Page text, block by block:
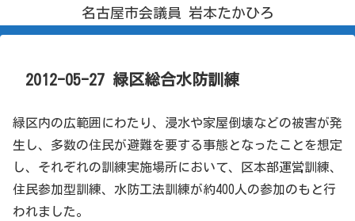
名古屋市会議員 岩本たかひろ
2012-05-27 緑区総合水防訓練
緑区内の広範囲にわたり、浸水や家屋倒壊などの被害が発
生し、多数の住民が避難を要する事態となったことを想定
し、それぞれの訓練実施場所において、区本部運営訓練、
住民参加型訓練、水防工法訓練が約400人の参加のもと行
われました。